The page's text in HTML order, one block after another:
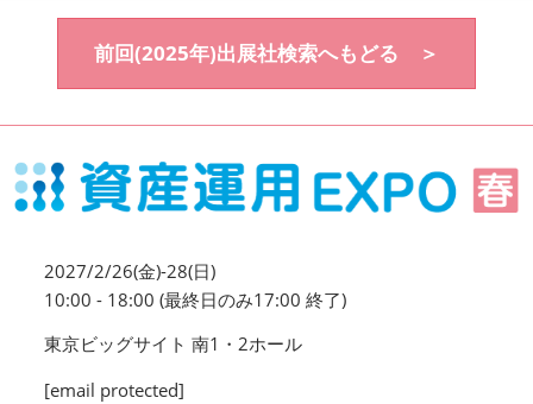
前回(2025年)出展社検索へもどる ＞
2027/2/26(金)-28(日)
10:00 - 18:00 (最終日のみ17:00 終了)
東京ビッグサイト 南1・2ホール
[email protected]